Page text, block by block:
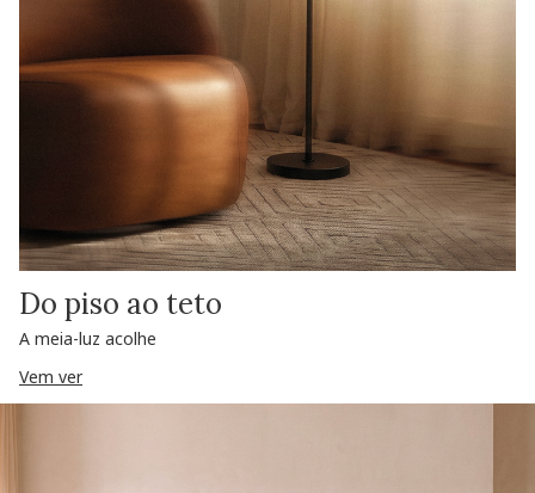
Do piso ao teto
A meia-luz acolhe
Vem ver